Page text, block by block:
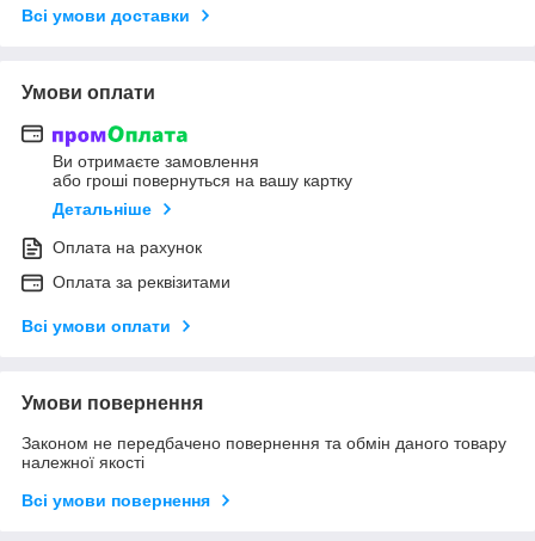
Всі умови доставки
Умови оплати
Ви отримаєте замовлення
або гроші повернуться на вашу картку
Детальніше
Оплата на рахунок
Оплата за реквізитами
Всі умови оплати
Умови повернення
Законом не передбачено повернення та обмін даного товару
належної якості
Всі умови повернення